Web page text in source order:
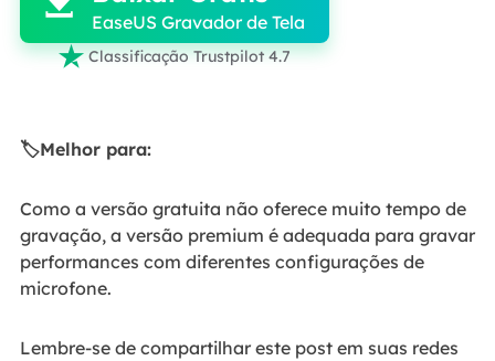
EaseUS Gravador de Tela
 Classificação Trustpilot 4.7
🏷️Melhor para:
Como a versão gratuita não oferece muito tempo de
gravação, a versão premium é adequada para gravar
performances com diferentes configurações de
microfone.
Lembre-se de compartilhar este post em suas redes